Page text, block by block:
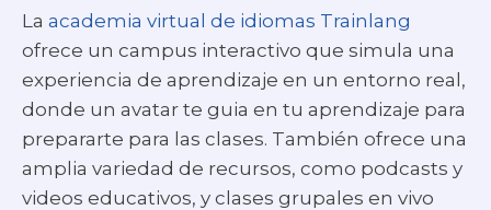
La academia virtual de idiomas Trainlang
ofrece un campus interactivo que simula una
experiencia de aprendizaje en un entorno real,
donde un avatar te guia en tu aprendizaje para
prepararte para las clases. También ofrece una
amplia variedad de recursos, como podcasts y
videos educativos, y clases grupales en vivo